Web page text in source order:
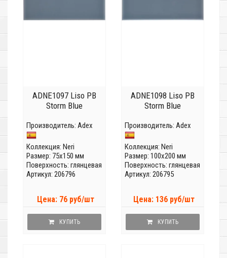
ADNE1097 Liso PB
Storm Blue
Производитель: Adex
Коллекция: Neri
Размер: 75x150 мм
Поверхность: глянцевая
Артикул: 206796
Цена: 76 руб/шт
КУПИТЬ
ADNE1098 Liso PB
Storm Blue
Производитель: Adex
Коллекция: Neri
Размер: 100x200 мм
Поверхность: глянцевая
Артикул: 206795
Цена: 136 руб/шт
КУПИТЬ